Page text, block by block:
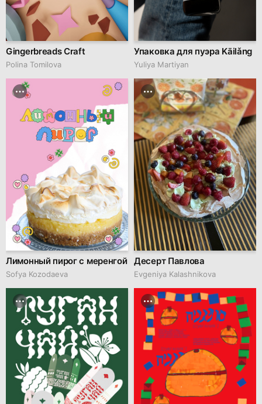
Gingerbreads Craft
Polina Tomilova
Упаковка для пуэра Kāilǎng
Yuliya Martiyan
Лимонный пирог с меренгой
Sofya Kozodaeva
Десерт Павлова
Evgeniya Kalashnikova